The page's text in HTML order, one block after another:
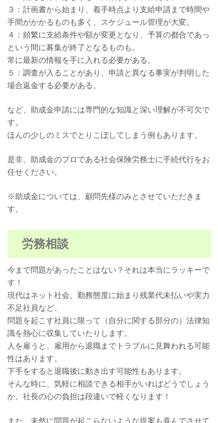
３：計画書から始まり、着手時点より支給申請まで時間や
手間がかかるものも多く、スケジュール管理が大変。
４：頻繁に支給条件や額が変更となり、予算の都合であっ
という間に募集が終了となるものも。
常に最新の情報を手に入れる必要がある。
５：調査が入ることがあり、申請と異なる事実が判明した
場合返金する必要がある。
など、助成金申請には専門的な知識と深い理解が不可欠で
す。
ほんの少しのミスでとりこぼしてしまう例もあります。
是非、助成金のプロである社会保険労務士に手続代行をお
任せください。
※助成金については、顧問先様のみとさせていただきま
す。
労務相談
今まで問題があったことはない？それは本当にラッキーで
す！
現代はネット社会。勤務態度に始まり残業代未払いや実力
不足社員など、
問題を起こす社員に限って（自分に関する部分の）法律知
識を熱心に収集していたりします。
人を雇うと、雇用から退職までトラブルに見舞われる可能
性はあります。
下手をすると退職後に動き出す可能性もあります。
そんな時に、気軽に相談できる相手がいればどうでしょう
か。社長の心の負担は段違いで軽くなります！
また、未然に問題が起こらないような提案も喜んでさせて